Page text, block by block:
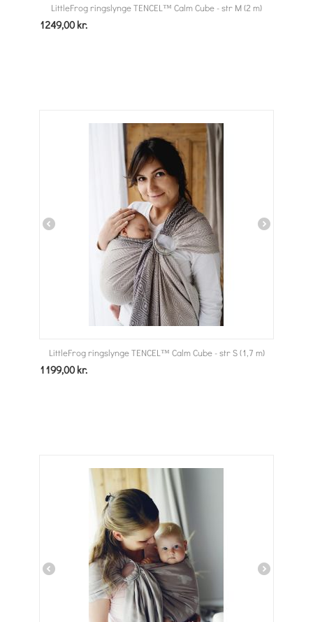
LittleFrog ringslynge TENCEL™ Calm Cube - str M (2 m)
1249,00 kr.
LittleFrog ringslynge TENCEL™ Calm Cube - str S (1,7 m)
1199,00 kr.